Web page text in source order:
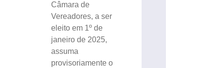
Câmara de
Vereadores, a ser
eleito em 1º de
janeiro de 2025,
assuma
provisoriamente o